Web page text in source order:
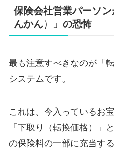
保険会社営業パーソ
んかん）」の恐怖
最も注意すべきなのが「
システムです。
これは、今入っているお
「下取り（転換価格）」
の保険料の一部に充当す